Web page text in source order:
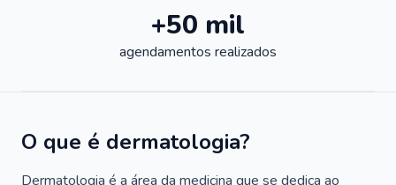
+50 mil
agendamentos realizados
O que é dermatologia?
Dermatologia é a área da medicina que se dedica ao